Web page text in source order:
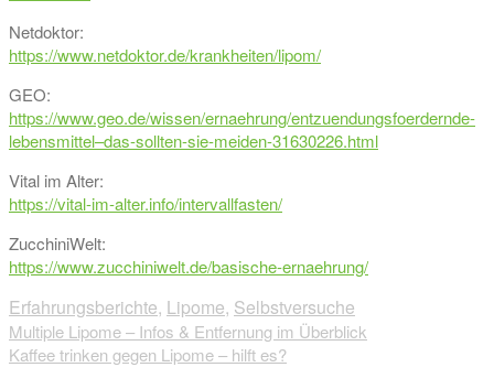
Netdoktor:
https://www.netdoktor.de/krankheiten/lipom/
GEO:
https://www.geo.de/wissen/ernaehrung/entzuendungsfoerdernde-
lebensmittel–das-sollten-sie-meiden-31630226.html
Vital im Alter:
https://vital-im-alter.info/intervallfasten/
ZucchiniWelt:
https://www.zucchiniwelt.de/basische-ernaehrung/
Erfahrungsberichte, Lipome, Selbstversuche
Beitragsnavigation
Multiple Lipome – Infos & Entfernung im Überblick
Kaffee trinken gegen Lipome – hilft es?